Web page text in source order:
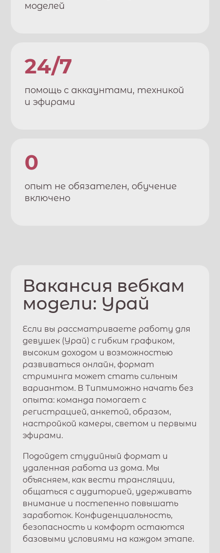
моделей
24/7
помощь с аккаунтами, техникой
и эфирами
0
опыт не обязателен, обучение
включено
Вакансия вебкам
модели: Урай
Если вы рассматриваете работу для
девушек (Урай) с гибким графиком,
высоким доходом и возможностью
развиваться онлайн, формат
стриминга может стать сильным
вариантом. ВТипмиможно начать без
опыта: команда помогает с
регистрацией, анкетой, образом,
настройкой камеры, светом и первыми
эфирами.
Подойдет студийный формат и
удаленная работа из дома. Мы
объясняем, как вести трансляции,
общаться с аудиторией, удерживать
внимание и постепенно повышать
заработок. Конфиденциальность,
безопасность и комфорт остаются
базовыми условиями на каждом этапе.